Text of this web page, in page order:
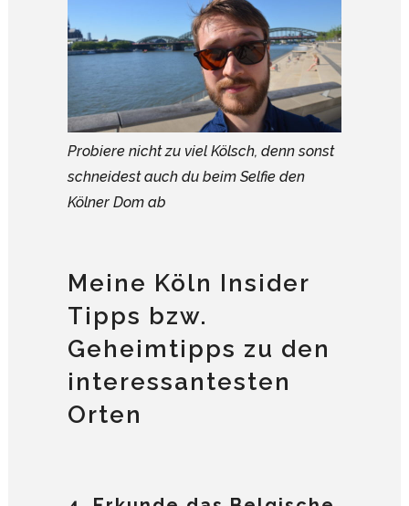
Probiere nicht zu viel Kölsch, denn sonst
schneidest auch du beim Selfie den
Kölner Dom ab
Meine Köln Insider
Tipps bzw.
Geheimtipps zu den
interessantesten
Orten